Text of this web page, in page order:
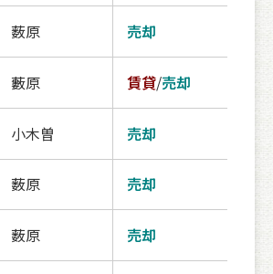
薮原 売却
藪原 賃貸/売却
小木曽 売却
薮原 売却
薮原 売却